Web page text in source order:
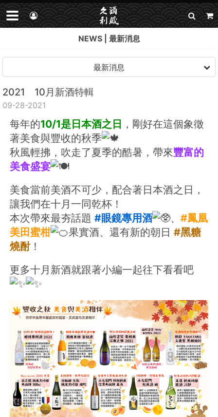
NEWS 最新消息
最新消息
2021 10月新酒特輯
09-28-2021
每年的10/1是日本酒之日 ，剛好在這個象徵
著美食與豐收的秋季
秋風輕拂，吹走了夏季的酷暑，帶來豐富的
美食盛宴
美食當前美酒不可少，配合著日本酒之日，
讓我們在十月一同乾杯！
本次帶來最夯話題 #眼鏡專用酒 、 #鳳凰
美田蜜柑
果實酒、還有新的朝日 #黑糖
燒酎！
更多十月新酒就跟著小編一起往下看看吧